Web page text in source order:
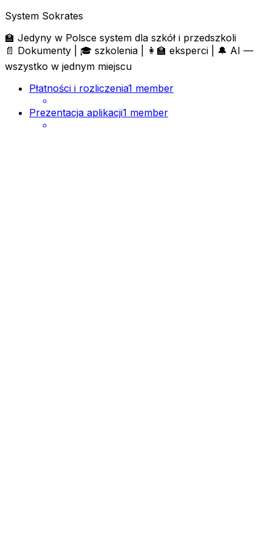
System Sokrates
🏫 Jedyny w Polsce system dla szkół i przedszkoli
📄 Dokumenty | 🎓 szkolenia | 👩‍🏫 eksperci | 🔔 AI —
wszystko w jednym miejscu
Płatności i rozliczenia1 member
Prezentacja aplikacji1 member